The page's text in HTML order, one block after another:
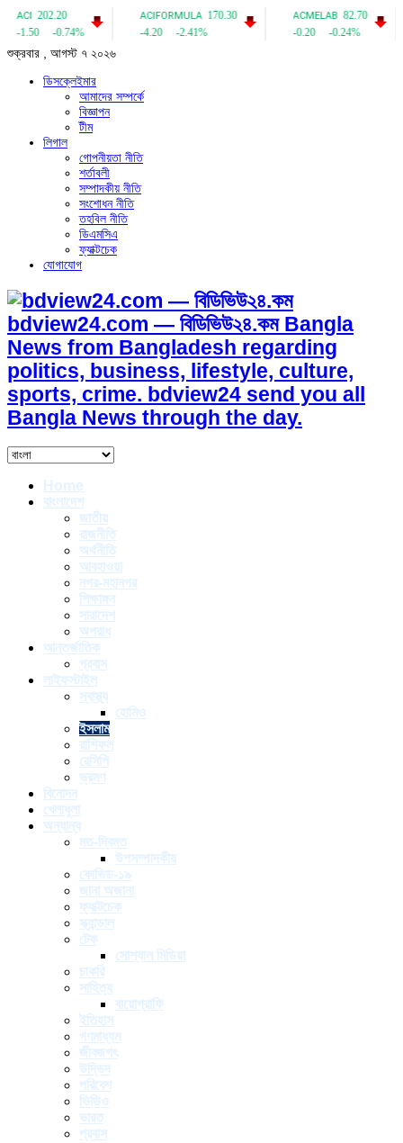
শুক্রবার , আগস্ট ৭ ২০২৬
ডিসক্লেইমার
আমাদের সম্পর্কে
বিজ্ঞাপন
টীম
লিগাল
গোপনীয়তা নীতি
শর্তাবলী
সম্পাদকীয় নীতি
সংশোধন নীতি
তহবিল নীতি
ডিএমসিএ
ফ্যাক্টচেক
যোগাযোগ
bdview24.com — বিডিভিউ২৪.কম Bangla
News from Bangladesh regarding
politics, business, lifestyle, culture,
sports, crime. bdview24 send you all
Bangla News through the day.
Home
বাংলাদেশ
জাতীয়
রাজনীতি
অর্থনীতি
আবহাওয়া
নগর-মহানগর
শিক্ষাঙ্গন
সারাদেশ
অপরাধ
আন্তর্জাতিক
প্রবাস
লাইফস্টাইল
স্বাস্থ্য
হোমিও
ইসলাম
রাশিফল
রেসিপি
ভ্রমণ
বিনোদন
খেলাধুলা
অন্যান্য
মত-দ্বিমত
উপসম্পাদকীয়
কোভিড-১৯
জানা অজানা
ফ্যাক্টচেক
স্ক্যান্ডাল
টেক
সোশ্যাল মিডিয়া
চাকরি
সাহিত্য
বায়োগ্রাফি
ইতিহাস
গণমাধ্যম
জীবজগৎ
উদ্ভিদ
পরিবেশ
ভিডিও
ভারত
প্রবাস